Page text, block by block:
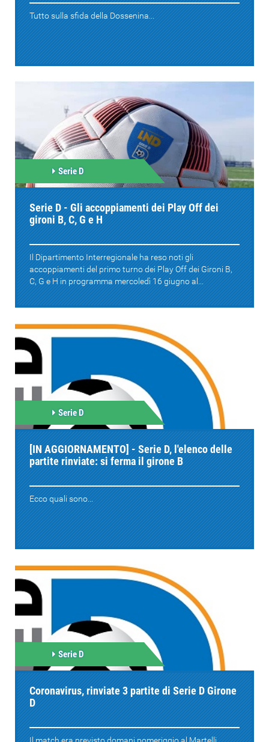
Tutto sulla sfida della Dossenina...
Serie D
Serie D - Gli accoppiamenti dei Play Off dei
gironi B, C, G e H
Il Dipartimento Interregionale ha reso noti gli
accoppiamenti del primo turno dei Play Off dei Gironi B,
C, G e H in programma mercoledì 16 giugno al...
Serie D
[IN AGGIORNAMENTO] - Serie D, l'elenco delle
partite rinviate: si ferma il girone B
Ecco quali sono...
Serie D
Coronavirus, rinviate 3 partite di Serie D Girone
D
Il match era previsto domani pomeriggio al Martelli....